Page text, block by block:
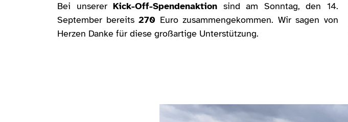
Bei unserer Kick-Off-Spendenaktion sind am Sonntag, den 14.
September bereits 270 Euro zusammengekommen. Wir sagen von
Herzen Danke für diese großartige Unterstützung.